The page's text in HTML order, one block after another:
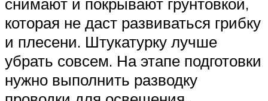
которая не даст развиваться грибку
и плесени. Штукатурку лучше
убрать совсем. На этапе подготовки
нужно выполнить разводку